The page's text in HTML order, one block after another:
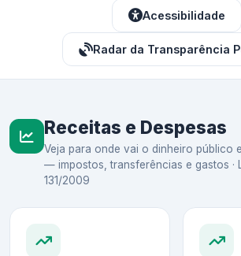
Acessibilidade
Radar da Transparência
Receitas e Despesas
Veja para onde vai o dinheiro público
— impostos, transferências e gastos ·
131/2009